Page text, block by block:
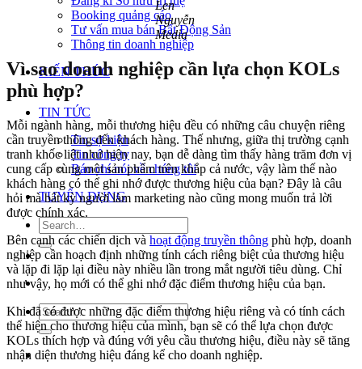
Booking quảng cáo
Tư vấn mua bán Bất Động Sản
Thông tin doanh nghiệp
KIẾN THỨC
TIN TỨC
Tin sự kiện
Tin công ty
Báo chí nói về chúng tôi
TUYỂN DỤNG
Len
Nguyễn
Media
Vì sao doanh nghiệp cần lựa chọn KOLs
phù hợp?
Mỗi ngành hàng, mỗi thương hiệu đều có những câu chuyện riêng
cần truyền thông đến khách hàng. Thế nhưng, giữa thị trường cạnh
tranh khốc liệt như hiện nay, bạn dễ dàng tìm thấy hàng trăm đơn vị
cung cấp cùng một sản phẩm trên khắp cả nước, vậy làm thế nào
khách hàng có thể ghi nhớ được thương hiệu của bạn? Đây là câu
hỏi mà bất kỳ người làm marketing nào cũng mong muốn trả lời
được chính xác.
Bên cạnh các chiến dịch và hoạt động truyền thông phù hợp, doanh
nghiệp cần hoạch định những tính cách riêng biệt của thương hiệu
và lặp đi lặp lại điều này nhiều lần trong mắt người tiêu dùng. Chỉ
như vậy, họ mới có thể ghi nhớ đặc điểm thương hiệu của bạn.
Khi đã có được những đặc điểm thương hiệu riêng và có tính cách
thể hiện cho thương hiệu của mình, bạn sẽ có thể lựa chọn được
KOLs thích hợp và đúng với yêu cầu thương hiệu, điều này sẽ tăng
nhận diện thương hiệu đáng kể cho doanh nghiệp.